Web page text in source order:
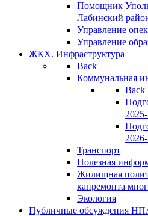
Помощник
Лабинский
Управление
Управление
ЖКХ. Инфраструктура
Back
Коммунальная
Back
Транспорт
Полезная
Жилищная
капремонта
Экология
Публичные обсуждения